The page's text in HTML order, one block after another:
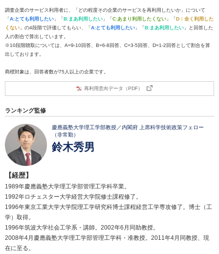
調査企業のサービス利用者に、「どの程度その企業のサービスを再利用したいか」について
「A:とても利用したい 」「B:まあ利用したい 」「C:あまり利用したくない 」「D：全く利用した
くない 」の4段階で評価してもらい、「A:とても利用したい 」「B:まあ利用したい 」と回答した
人の割合で算出しています。
※10段階聴取については、A=9-10回答、B=6-8回答、C=3-5回答、D=1-2回答として割合を算
出しております。
商標対象は、回答者数が75人以上の企業です。
再利用意向データ（PDF）
ランキング監修
慶應義塾大学理工学部教授／内閣府 上席科学技術政策フェロー
（非常勤）
鈴木秀男
【経歴】
1989年慶應義塾大学理工学部管理工学科卒業。
1992年ロチェスター大学経営大学院修士課程修了。
1996年東京工業大学大学院理工学研究科博士課程経営工学専攻修了。博士（工
学）取得。
1996年筑波大学社会工学系・講師。2002年6月同助教授。
2008年4月慶應義塾大学理工学部管理工学科・准教授。2011年4月同教授、現
在に至る。